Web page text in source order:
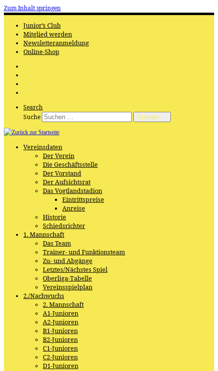
Zum Inhalt springen
Junior’s Club
Mitglied werden
Newsletteranmeldung
Online-Shop
Search
Suche
Suchen …
Vereinsdaten
Der Verein
Die Geschäftsstelle
Der Vorstand
Der Aufsichtsrat
Das Vogtlandstadion
Eintrittspreise
Anreise
Historie
Schiedsrichter
1. Mannschaft
Das Team
Trainer- und Funktionsteam
Zu- und Abgänge
Letztes/Nächstes Spiel
Oberliga-Tabelle
Vereinsspielplan
2./Nachwuchs
2. Mannschaft
A1-Junioren
A2-Junioren
B1-Junioren
B2-Junioren
C1-Junioren
C2-Junioren
D1-Junioren